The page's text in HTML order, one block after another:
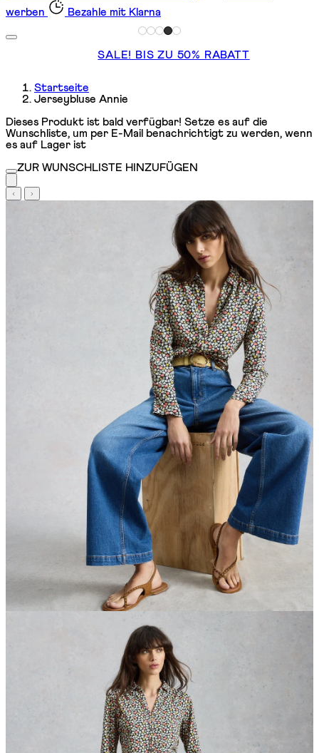
werben
Bezahle mit Klarna
SALE! BIS ZU 50% RABATT
Startseite
Jerseybluse Annie
Dieses Produkt ist bald verfügbar! Setze es auf die
Wunschliste, um per E-Mail benachrichtigt zu werden, wenn
es auf Lager ist
ZUR WUNSCHLISTE HINZUFÜGEN